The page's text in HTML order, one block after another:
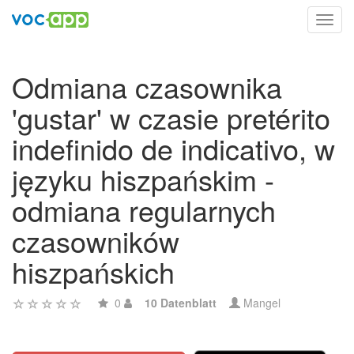
Odmiana czasownika
'gustar' w czasie pretérito
indefinido de indicativo, w
języku hiszpańskim -
odmiana regularnych
czasowników
hiszpańskich
0 10 Datenblatt Mangel